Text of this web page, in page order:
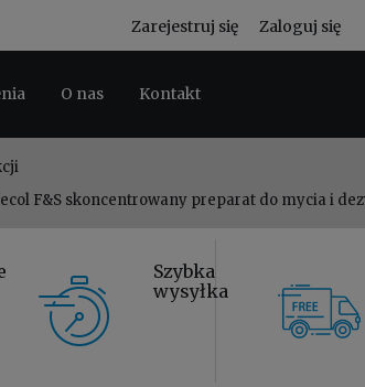
Zarejestruj się Zaloguj się
O nas Kontakt
F&S skoncentrowany preparat do mycia i
Szybka
wysyłka